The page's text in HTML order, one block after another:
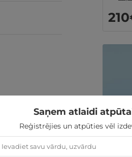
Saņem atlaidi
Reģistrējies un atpūties vēl